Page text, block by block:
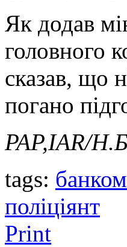
Як додав
головного
сказав, що
погано
PAP,IAR/
tags:
поліціянт
Print